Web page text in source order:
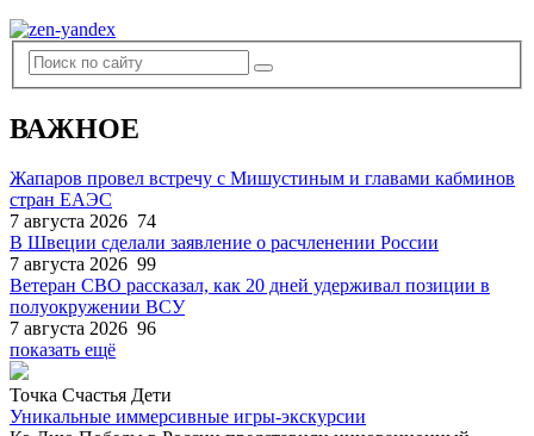
ВАЖНОЕ
Жапаров провел встречу с Мишустиным и главами кабминов
стран ЕАЭС
7 августа 2026 74
В Швеции сделали заявление о расчленении России
7 августа 2026 99
Ветеран СВО рассказал, как 20 дней удерживал позиции в
полуокружении ВСУ
7 августа 2026 96
показать ещё
Точка Счастья Дети
Уникальные иммерсивные игры-экскурсии